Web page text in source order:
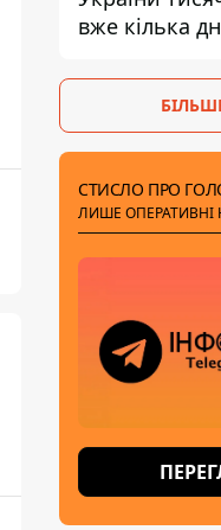
вже кілька
ознака
СТИСЛО ПРО
ЛИШЕ ОПЕРАТИВНІ